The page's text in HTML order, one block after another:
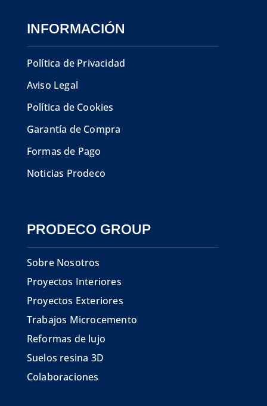
INFORMACIÓN
Política de Privacidad
Aviso Legal
Política de Cookies
Garantía de Compra
Formas de Pago
Noticias Prodeco
PRODECO GROUP
Sobre Nosotros
Proyectos Interiores
Proyectos Exteriores
Trabajos Microcemento
Reformas de lujo
Suelos resina 3D
Colaboraciones